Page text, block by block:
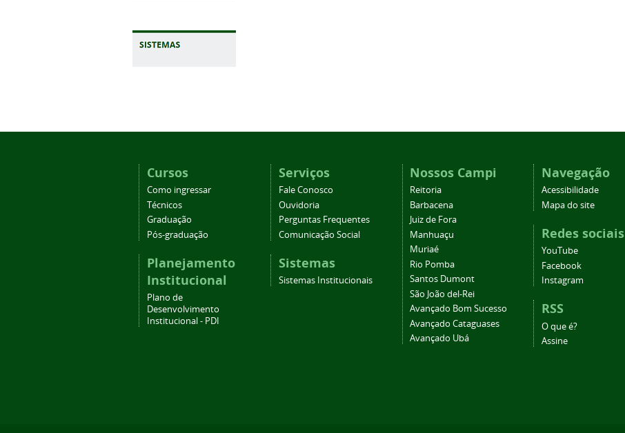
Cursos
Como ingressar
Técnicos
Graduação
Pós-graduação
Planejamento
Institucional
Plano de
Desenvolvimento
Institucional - PDI
Serviços
Fale Conosco
Ouvidoria
Perguntas Frequentes
Comunicação Social
Sistemas
Sistemas Institucionais
Nossos Campi
Reitoria
Barbacena
Juiz de Fora
Manhuaçu
Muriaé
Rio Pomba
Santos Dumont
São João del-Rei
Avançado Bom Sucesso
Avançado Cataguases
Avançado Ubá
Navegação
Acessibilidade
Mapa do site
Redes sociais
YouTube
Facebook
Instagram
RSS
O que é?
Assine